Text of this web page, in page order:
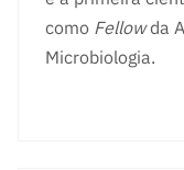
como Fellowda
Microbiologia.